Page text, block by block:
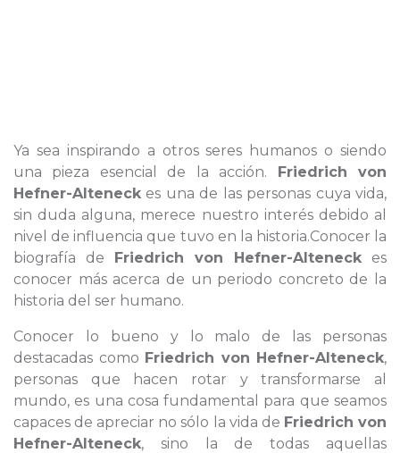
Ya sea inspirando a otros seres humanos o siendo
una pieza esencial de la acción. Friedrich von
Hefner-Alteneck es una de las personas cuya vida,
sin duda alguna, merece nuestro interés debido al
nivel de influencia que tuvo en la historia.Conocer la
biografía de Friedrich von Hefner-Alteneck es
conocer más acerca de un periodo concreto de la
historia del ser humano.
Conocer lo bueno y lo malo de las personas
destacadas como Friedrich von Hefner-Alteneck,
personas que hacen rotar y transformarse al
mundo, es una cosa fundamental para que seamos
capaces de apreciar no sólo la vida de Friedrich von
Hefner-Alteneck, sino la de todas aquellas